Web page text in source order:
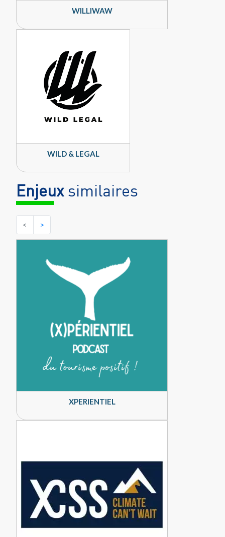
WILLIWAW
WILD & LEGAL
Enjeuxsimilaires
< >
XPERIENTIEL